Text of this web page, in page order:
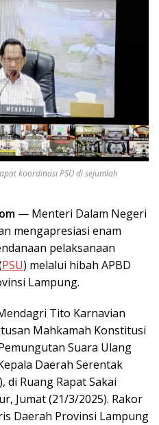
koordinasi PSU di sejumlah
— Menteri Dalam Negeri
mengapresiasi enam
pelaksanaan
PSU) melalui hibah APBD
Lampung.
Tito Karnavian
Mahkamah Konstitusi
Suara Ulang
Daerah Serentak
di Ruang Rapat Sakai
Jumat (21/3/2025). Rakor
Daerah Provinsi Lampung